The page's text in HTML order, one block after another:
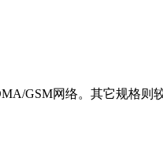
GSM网络。其它规格则